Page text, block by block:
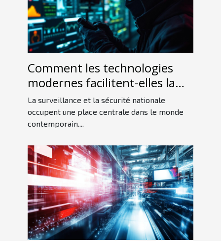
Comment les technologies
modernes facilitent-elles la
détection d'espions ?
La surveillance et la sécurité nationale
occupent une place centrale dans le monde
contemporain....